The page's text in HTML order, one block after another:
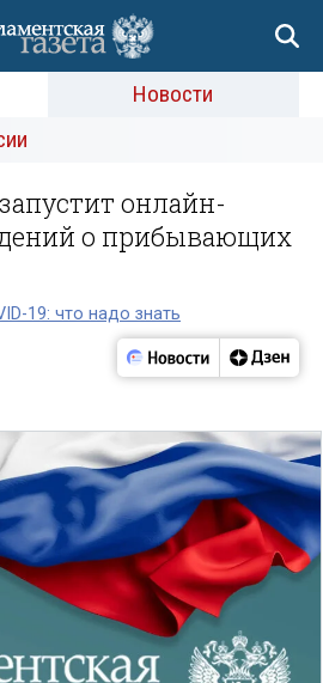
Новости
онлайн-
о прибывающих
19: что надо знать